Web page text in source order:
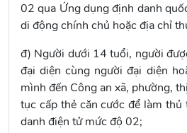
02 qua Ứng dụng định danh
di động chính chủ hoặc địa chỉ
đ) Người dưới 14 tuổi, người
đại diện cùng người đại diện
mình đến Công an xã, phường,
tục cấp thẻ căn cước để làm
danh điện tử mức độ 02;